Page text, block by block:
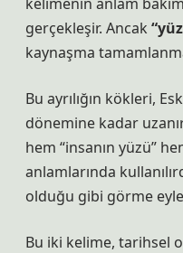
gerçekleşir. Ancak
kaynaşma
Bu ayrılığın kökleri,
dönemine kadar
hem “insanın yüzü”
anlamlarında
olduğu gibi görme
Bu iki kelime, tarihsel